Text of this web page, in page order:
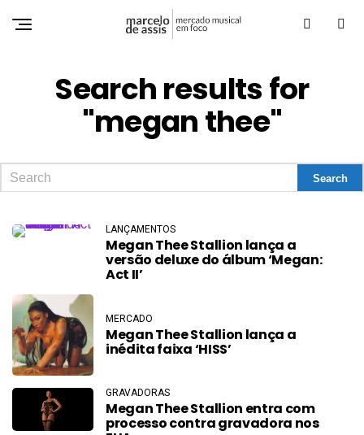
Search results for
"megan thee"
LANÇAMENTOS
Megan Thee Stallion lança a
versão deluxe do álbum ‘Megan:
Act II’
MERCADO
Megan Thee Stallion lança a
inédita faixa ‘HISS’
GRAVADORAS
Megan Thee Stallion entra com
processo contra gravadora nos